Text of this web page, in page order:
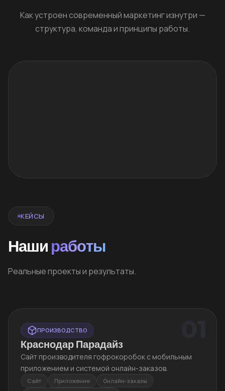
Как устроен современный маркетинг изнутри —
структура, команда и принципы работы.
КЕЙСЫ
Наши работы
Реальные проекты и результаты.
ПРОИЗВОДСТВО
Краснодар Парадайз
Сайт производителя гофрокоробок с мобильным
приложением и системой онлайн-заказов.
Сайт Приложение Онлайн-заказы